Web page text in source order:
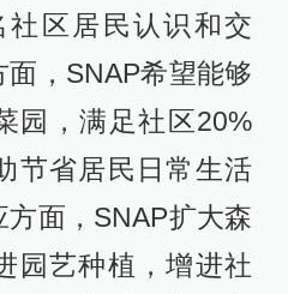
社区居民认识和交
，SNAP希望能够
园，满足社区20%
节省居民日常生活
面，SNAP扩大森
园艺种植，增进社